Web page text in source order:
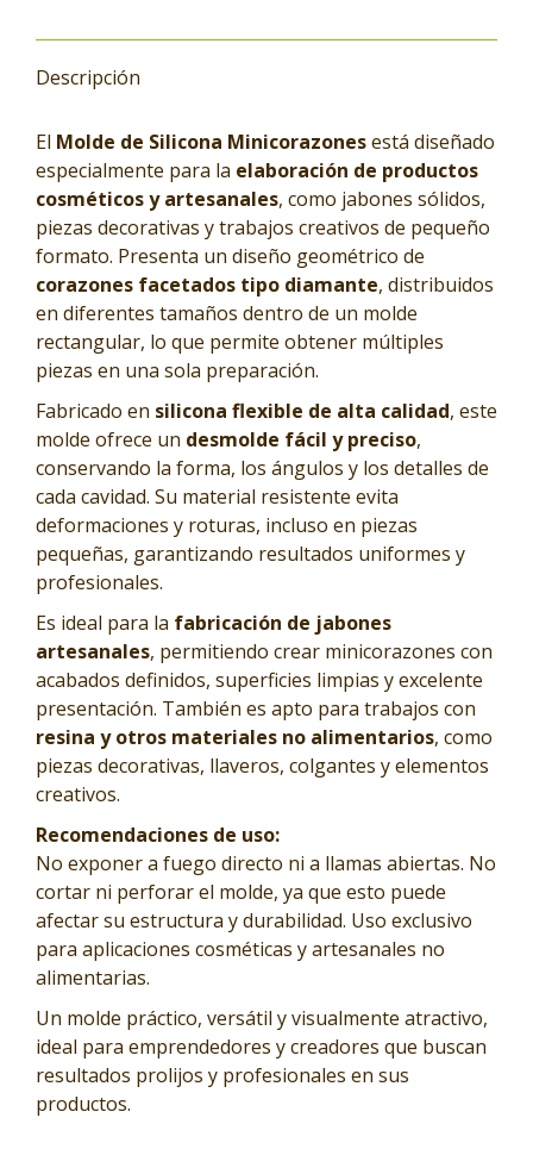
Descripción
El Molde de Silicona Minicorazonesestá diseñado
especialmente para la elaboración de productos
cosméticos y artesanales, como jabones sólidos,
piezas decorativas y trabajos creativos de pequeño
formato. Presenta un diseño geométrico de
corazones facetados tipo diamante, distribuidos
en diferentes tamaños dentro de un molde
rectangular, lo que permite obtener múltiples
piezas en una sola preparación.
Fabricado en silicona flexible de alta calidad, este
molde ofrece un desmolde fácil y preciso,
conservando la forma, los ángulos y los detalles de
cada cavidad. Su material resistente evita
deformaciones y roturas, incluso en piezas
pequeñas, garantizando resultados uniformes y
profesionales.
Es ideal para la fabricación de jabones
artesanales, permitiendo crear minicorazones con
acabados definidos, superficies limpias y excelente
presentación. También es apto para trabajos con
resina y otros materiales no alimentarios, como
piezas decorativas, llaveros, colgantes y elementos
creativos.
Recomendaciones de uso:
No exponer a fuego directo ni a llamas abiertas. No
cortar ni perforar el molde, ya que esto puede
afectar su estructura y durabilidad. Uso exclusivo
para aplicaciones cosméticas y artesanales no
alimentarias.
Un molde práctico, versátil y visualmente atractivo,
ideal para emprendedores y creadores que buscan
resultados prolijos y profesionales en sus
productos.